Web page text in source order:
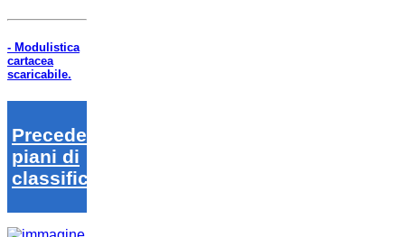
- Modulistica
cartacea
scaricabile.
Precedenti
piani di
classifica